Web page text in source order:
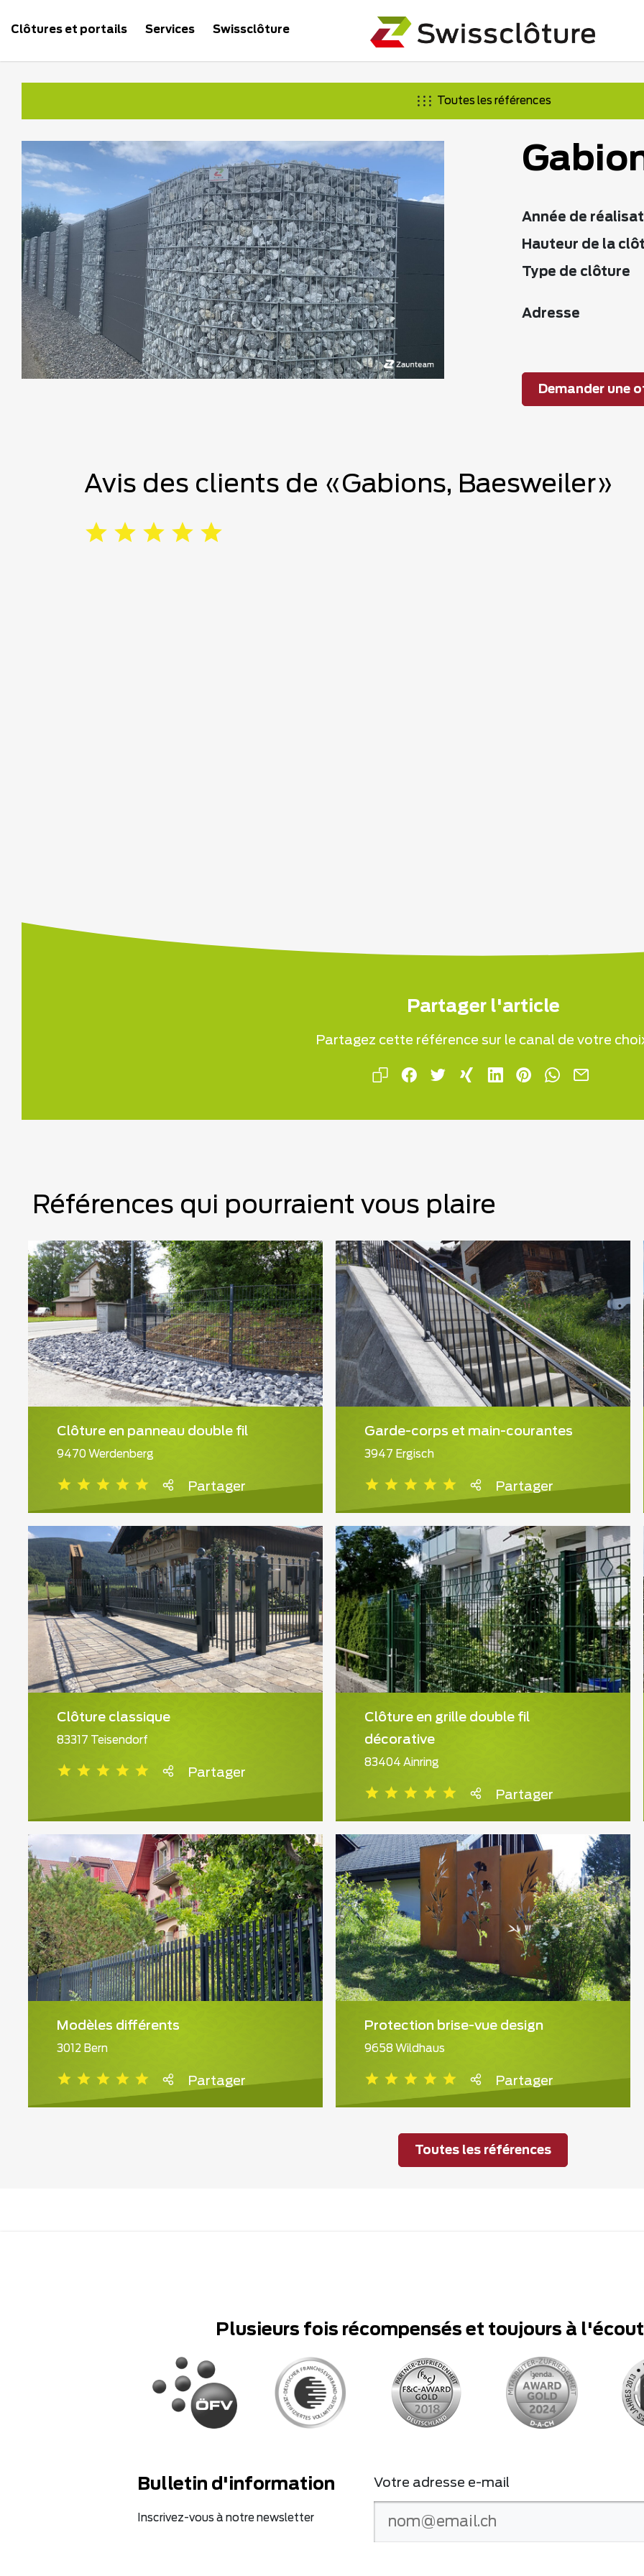
Clôtures et portails Services Swissclôture
Toutes les références
Année de
Hauteur de la
Type de clôture
Adresse
Demander une
Avis des clients de «Gabions, Baesweiler»
Partager l'article
Partagez cette référence sur le canal de votre
Références qui pourraient vous plaire
Clôture en panneau double fil
9470 Werdenberg
Partager
Garde-corps et main-courantes
3947 Ergisch
Partager
Clôture classique
83317 Teisendorf
Partager
Clôture en grille double fil
décorative
83404 Ainring
Partager
Modèles différents
3012 Bern
Partager
Protection brise-vue design
9658 Wildhaus
Partager
Toutes les références
Plusieurs fois récompensés et toujours à
Bulletin d'information
Inscrivez-vous à notre newsletter
Votre adresse e-mail